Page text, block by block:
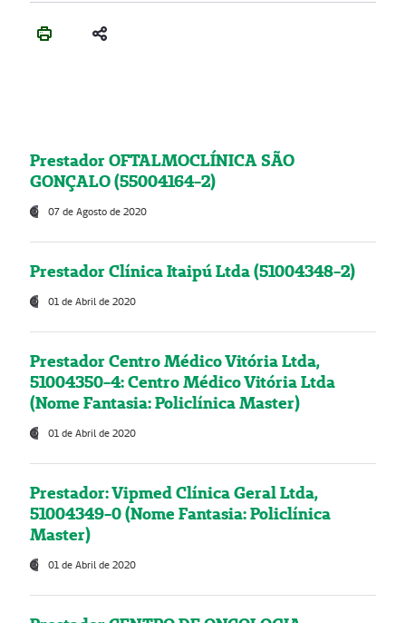
Prestador OFTALMOCLÍNICA SÃO
GONÇALO (55004164-2)
07 de Agosto de 2020
Prestador Clínica Itaipú Ltda (51004348-2)
01 de Abril de 2020
Prestador Centro Médico Vitória Ltda,
51004350-4: Centro Médico Vitória Ltda
(Nome Fantasia: Policlínica Master)
01 de Abril de 2020
Prestador: Vipmed Clínica Geral Ltda,
51004349-0 (Nome Fantasia: Policlínica
Master)
01 de Abril de 2020